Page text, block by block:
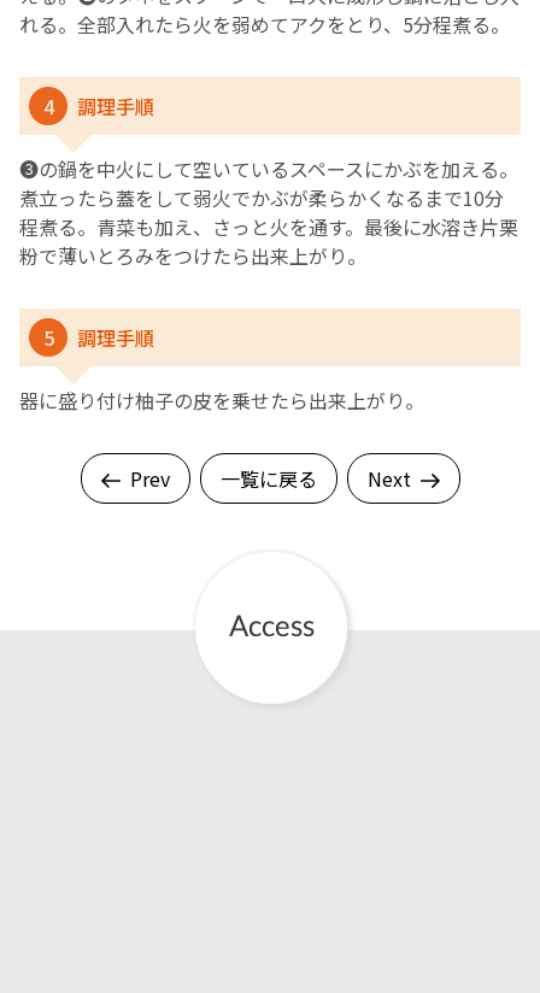
れる。全部入れたら火を弱めてアクをとり、5分程煮る。
4 調理手順
❸の鍋を中火にして空いているスペースにかぶを加える。
煮立ったら蓋をして弱火でかぶが柔らかくなるまで10分
程煮る。青菜も加え、さっと火を通す。最後に水溶き片栗
粉で薄いとろみをつけたら出来上がり。
5 調理手順
器に盛り付け柚子の皮を乗せたら出来上がり。
Prev 一覧に戻る Next